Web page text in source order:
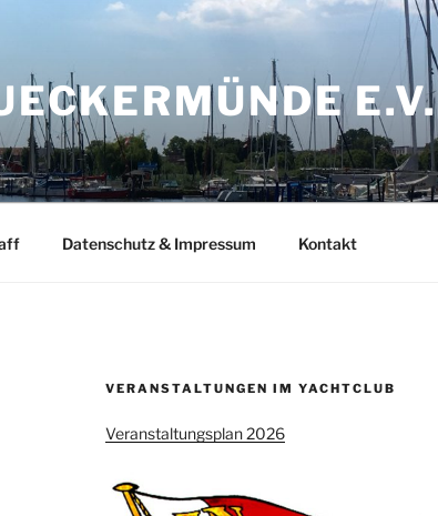
E.V.
Datenschutz & Impressum Kontakt
VERANSTALTUNGEN IM YACHTCLUB
Veranstaltungsplan 2026